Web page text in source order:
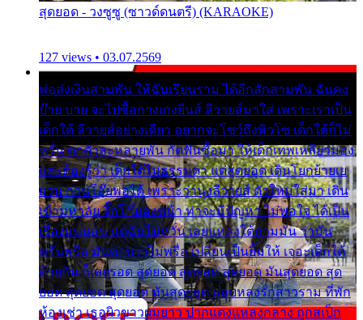
สุดยอด - วงซูซู (ซาวด์ดนตรี) (KARAOKE)
127 views • 03.07.2569
พ่อส่งเงินสามพัน ให้ฉันเรียนราม ได้อีกสักสามพัน ฉันคง
บ๊าย บาย จะไปซื้อกางเกงยีนส์ ลีวายส์มาใส่ เพราะเราเป็น
เด็กใต้ ลีวายส์อย่างเดียว อยากจะโชว์ถึงหิวโซ เด็กใต้ก็ไม่
หวั่น ตกตัวละหลายพัน กัดฟันซื้อมา ให้เด็กเทพเหลียวมอง
และต้องรู้ว่า เด็กใต้ไม่ธรรมดา แต่สุดยอด เดินโยกย้ายเย
ยวน กวนโอ๊ยพอได้ เพราะว่านุ่งลีวายส์ ตัวใหม่ใส่มา เดิน
เข้ามหาลัย จิ๊กโก๊มองหน้า ท่าจะมีปัญหา ไม่พอใจ ได้เป็น
เรื่องแน่นอน แต่ฉันไม่หวั่น เลยแหลงใต้ถามมัน ว่ามัน
พรั่นพรือ มันตอบว่าไม่พรื่อ เปลี่ยนเป็นยิ้มให้ เจอะเด็กใต้
ด้วยกัน ก็เลยรอด สุดยอด สุดยอด สุดยอด มันสุดยอด สุด
ยอด สุดยอด สุดยอด มันสุดยอด แอบหลงรักสาวราม ที่พัก
ห้องเช่า เธอผิวขาวผมยาว ปากแดงแหลงกลาง ถูกสเป็ก